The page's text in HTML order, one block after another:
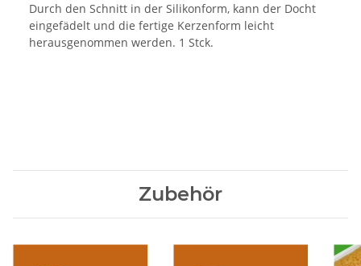
Durch den Schnitt in der Silikonform, kann der Docht
eingefädelt und die fertige Kerzenform leicht
herausgenommen werden. 1 Stck.
Zubehör